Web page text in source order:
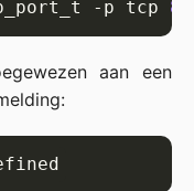
-p tcp
aan een